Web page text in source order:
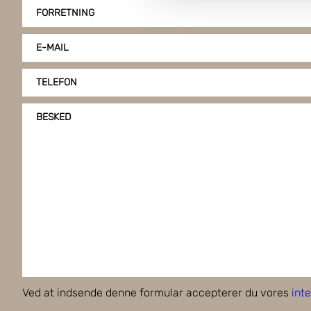
klike på "Tilpas".
FORRETNING
E-MAIL
TELEFON
BESKED
Ved at indsende denne formular accepterer du vores